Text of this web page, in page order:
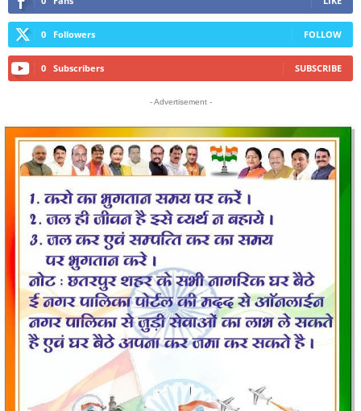
0 Followers FOLLOW
0 Subscribers SUBSCRIBE
- Advertisement -